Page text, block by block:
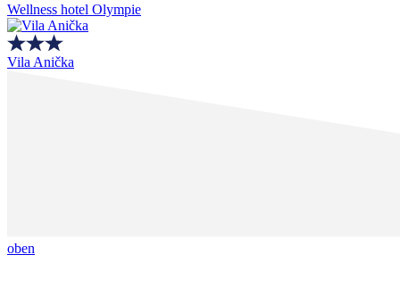
Wellness hotel Olympie
Vila Anička
oben